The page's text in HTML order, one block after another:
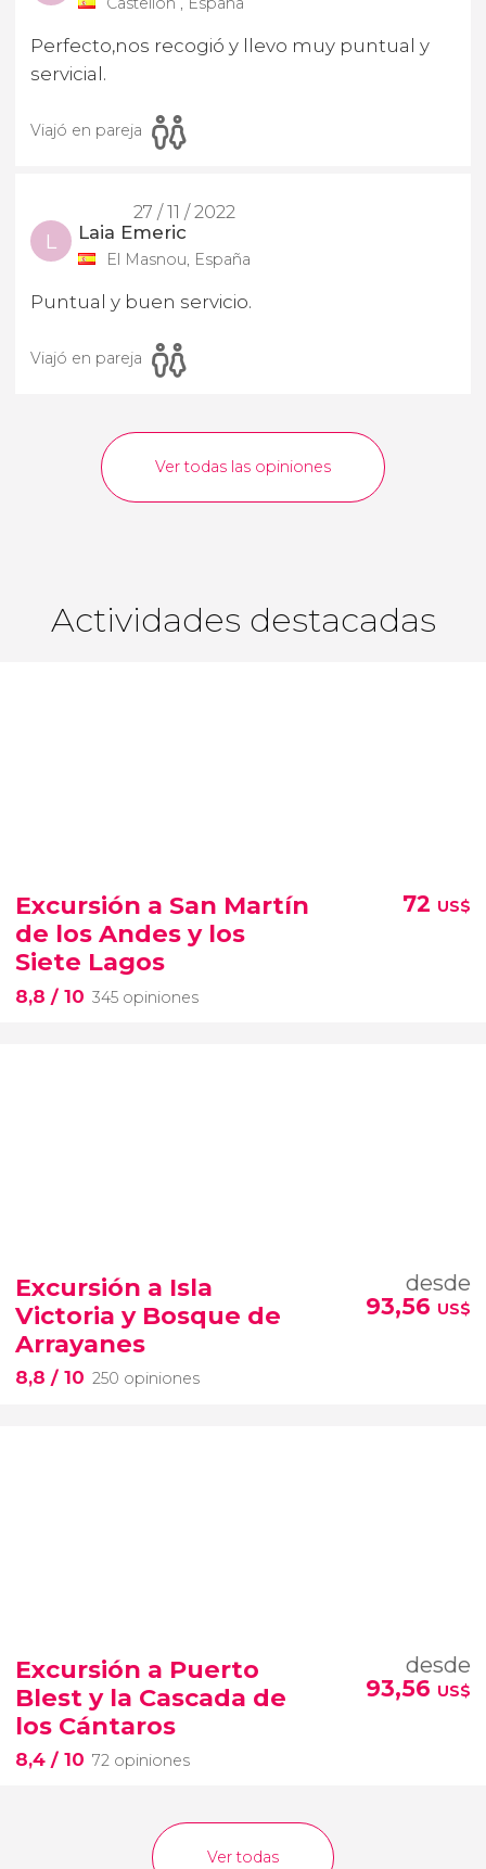
Perfecto,nos recogió y llevo muy puntual y
servicial.
Viajó en pareja
27 / 11 / 2022
L Laia Emeric
El Masnou, España
Puntual y buen servicio.
Viajó en pareja
Ver todas las opiniones
Actividades destacadas
Excursión a San Martín
de los Andes y los
Siete Lagos
8,8 / 10 345 opiniones
72 US$
Excursión a Isla
Victoria y Bosque de
Arrayanes
8,8 / 10 250 opiniones
desde
93,56 US$
Excursión a Puerto
Blest y la Cascada de
los Cántaros
8,4 / 10 72 opiniones
desde
93,56 US$
Ver todas